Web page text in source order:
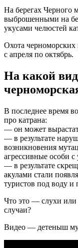
На берегах Черного
выброшенными на
укусами челюстей
Охота черноморских
с апреля по октябрь.
На какой
В последнее время
про катрана:
— он может
— в результате
возникновения
агрессивные особи
— в результате
акулами стали
туристов под воду и
Что это — слухи
случаи?
Видео — детеныш